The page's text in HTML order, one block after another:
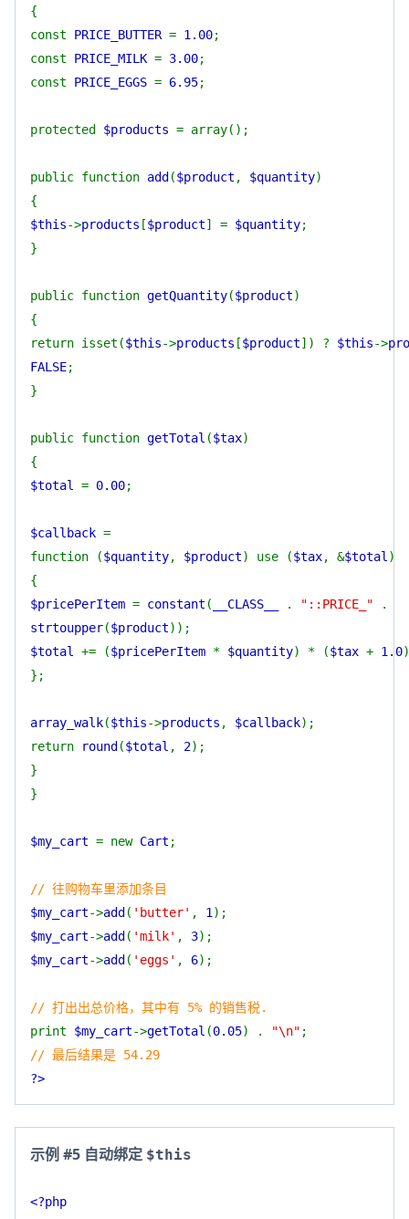
{
const PRICE_BUTTER = 1.00;
const PRICE_MILK = 3.00;
const PRICE_EGGS = 6.95;
protected $products = array();
public function add ($product , $quantity)
{
$this->products [$product] = $quantity;
}
public function getQuantity($product)
{
return isset($this->products [$product]) ? $this->
FALSE;
}
public function getTotal ($tax)
{
$total = 0.00;
$callback =
function ($quantity, $product) use ($tax, &$total )
{
$pricePerItem = constant ( __CLASS__ . "::PRICE_"
.
strtoupper($product));
$total += ($pricePerItem * $quantity) * ($tax + 1.0
};
array_walk($this->products , $callback);
return
round ($total , 2);
}
}
$my_cart = new Cart ;
// 往购物车里添加条目
$my_cart->add ( 'butter' , 1 );
$my_cart->add ( 'milk' , 3);
$my_cart->add ( 'eggs' , 6);
// 打出出总价格，其中有 5% 的销售税.
print $my_cart->getTotal (0.05) . "\n" ;
// 最后结果是 54.29
?>
示例 #5 自动绑定 $this
<?php